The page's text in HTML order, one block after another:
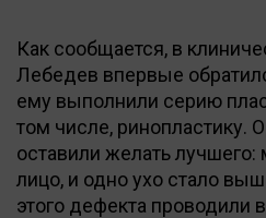
Как сообщается, в
Лебедев впервые
ему выполнили серию
том числе, ринопластику.
оставили желать
лицо, и одно ухо стало
этого дефекта проводили